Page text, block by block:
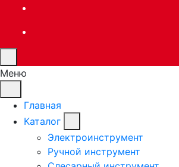
Меню
Главная
Каталог
Электроинструмент
Ручной инструмент